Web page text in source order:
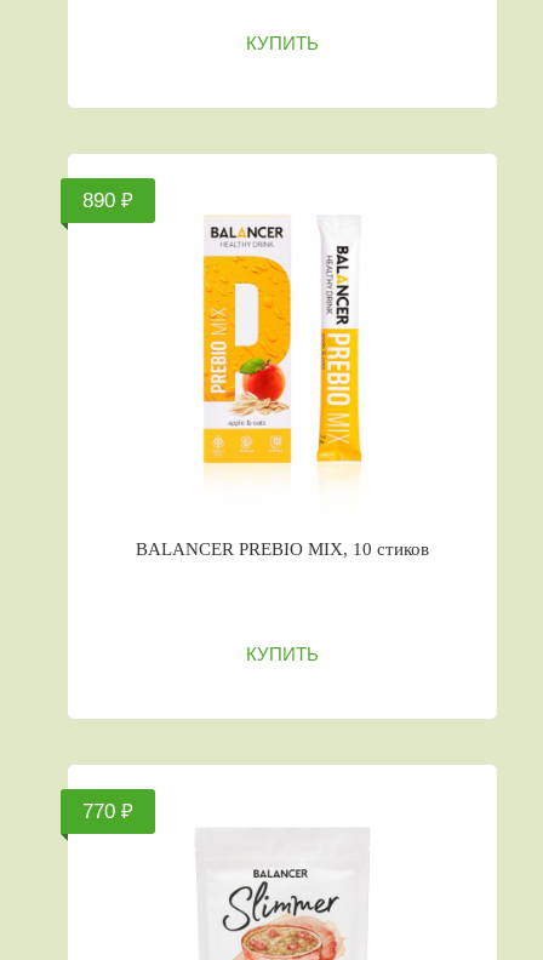
КУПИТЬ
890 ₽
BALANCER PREBIO MIX, 10 стиков
КУПИТЬ
770 ₽